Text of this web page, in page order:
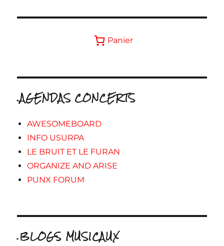
Panier
.AGENDAS CONCERTS
AWESOMEBOARD
INFO USURPA
LE BRUIT ET LE FURAN
ORGANIZE AND ARISE
PUNX FORUM
.BLOGS MUSICAUX